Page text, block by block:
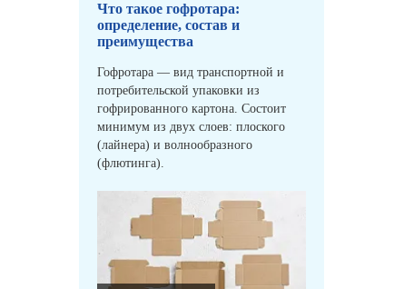
Что такое гофротара:
определение, состав и
преимущества
Гофротара — вид транспортной и
потребительской упаковки из
гофрированного картона. Состоит
минимум из двух слоев: плоского
(лайнера) и волнообразного
(флютинга).